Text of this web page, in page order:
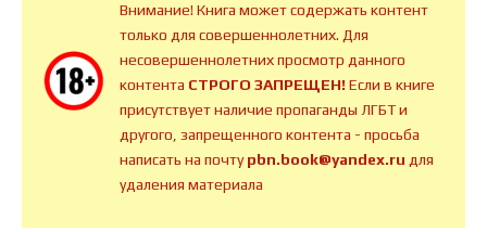
Внимание! Книга может содержать контент
только для совершеннолетних. Для
несовершеннолетних просмотр данного
контента СТРОГО ЗАПРЕЩЕН!Если в книге
присутствует наличие пропаганды ЛГБТ и
другого, запрещенного контента - просьба
написать на почтуpbn.book@yandex.ru для
удаления материала